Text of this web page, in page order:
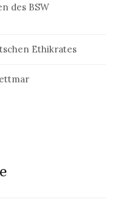
des BSW
Ethikrates